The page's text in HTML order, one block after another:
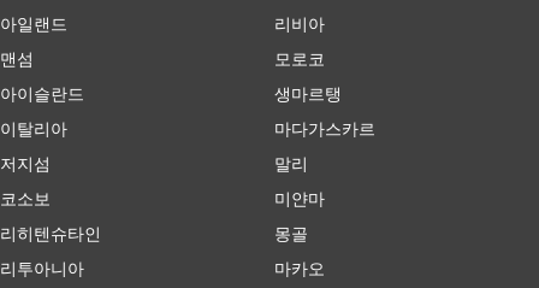
아일랜드
맨섬
아이슬란드
이탈리아
저지섬
코소보
리히텐슈타인
리투아니아
리비아
모로코
생마르탱
마다가스카르
말리
미얀마
몽골
마카오